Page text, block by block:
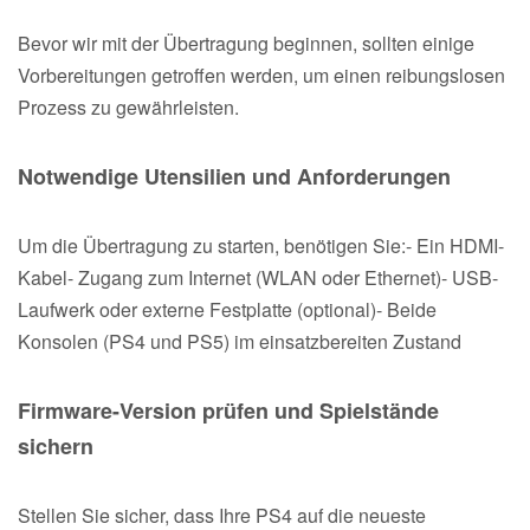
Bevor wir mit der Übertragung beginnen, sollten einige
Vorbereitungen getroffen werden, um einen reibungslosen
Prozess zu gewährleisten.
Notwendige Utensilien und Anforderungen
Um die Übertragung zu starten, benötigen Sie:- Ein HDMI-
Kabel- Zugang zum Internet (WLAN oder Ethernet)- USB-
Laufwerk oder externe Festplatte (optional)- Beide
Konsolen (PS4 und PS5) im einsatzbereiten Zustand
Firmware-Version prüfen und Spielstände
sichern
Stellen Sie sicher, dass Ihre PS4 auf die neueste